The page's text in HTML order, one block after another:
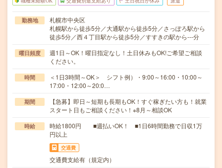
勤務地
札幌市中央区
札幌駅から徒歩5分／大通駅から徒歩5分／さっぽろ駅から
徒歩5分／西４丁目駅から徒歩5分／すすきの駅から---分
曜日頻度
週1日～OK！曜日指定なし！土日休みもOK!ご希望ご相談
ください。
時間
＜1日3時間～OK＞ シフト例）・9:00～16:00・10:00～
17:00・12:00～20:0…
期間
【急募】即日～短期も長期もOK！すぐ稼ぎたい方も！就業
スタート日もご相談ください！※8月～相談OK
時給
時給1800円 ■週払いOK！ ■1日6時間勤務で日収1万
円以上
交通費
交通費支給有（規定内）